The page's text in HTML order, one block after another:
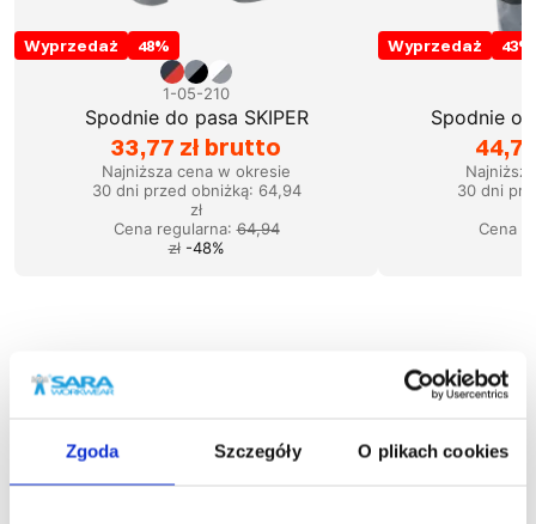
Zgoda Szczegóły O plikach cookies
Wyprzedaż 48%
1-05-210
Spodnie do pasa SKIPER
33,77 zł brutto
Najniższa cena w okresie
30 dni przed obniżką: 64,94
zł
Cena regularna:64,94
zł -48%
Wyprzedaż 43%
Spodnie
30 dni
Cena
Podobne produkty